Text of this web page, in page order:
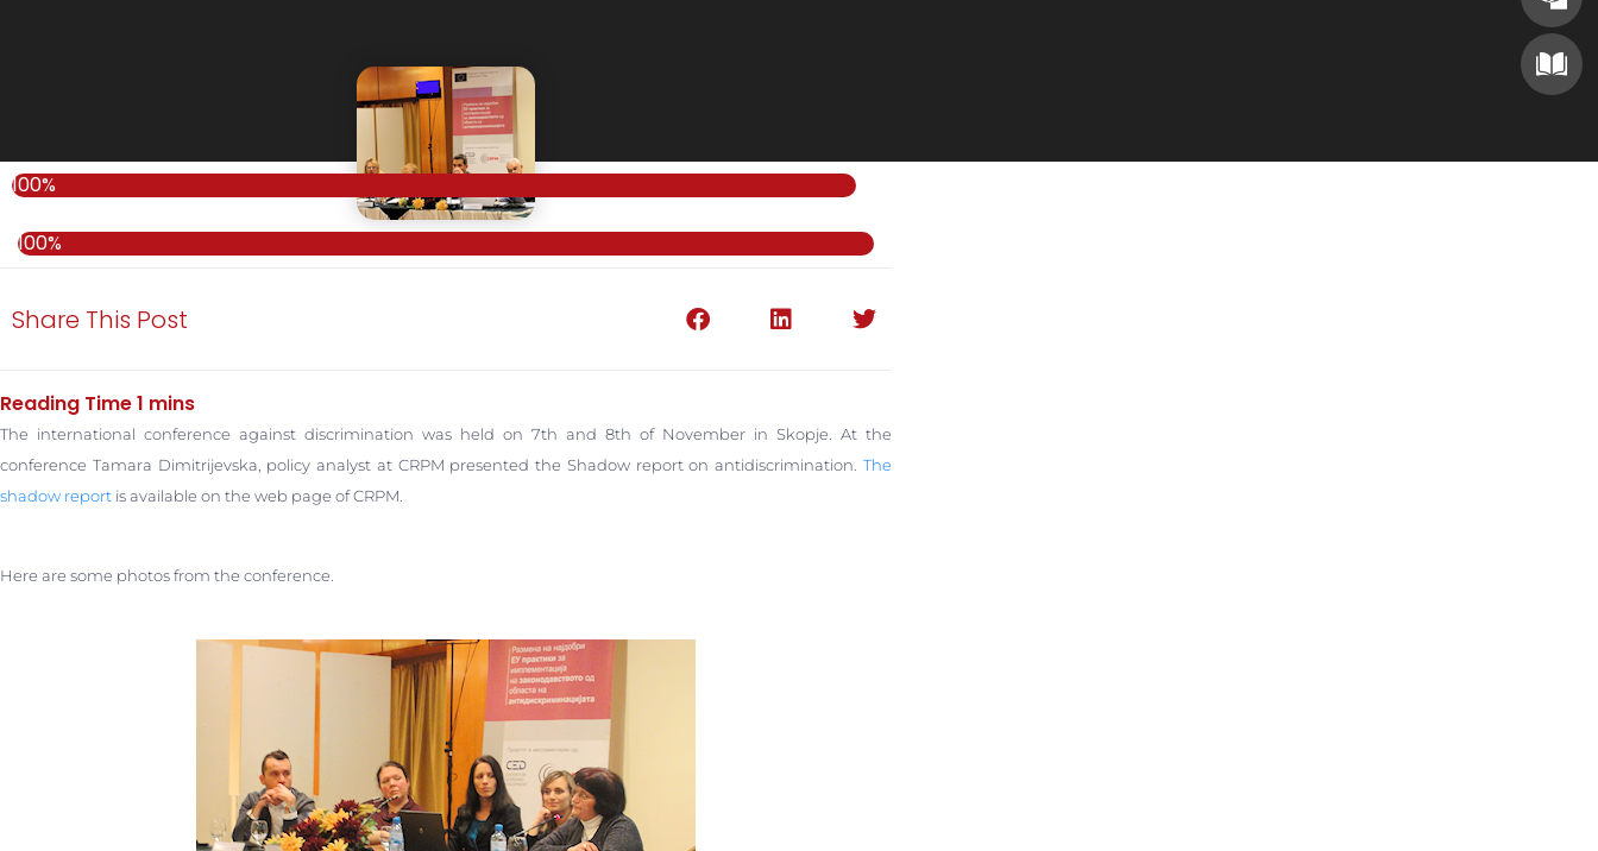
100%
100%
Share This Post
The international conference against discrimination was held on 7th and 8th of November in Skopje. At the
conference Tamara Dimitrijevska, policy analyst at CRPM presented the Shadow report on antidiscrimination. The
shadow report is available on the web page of CRPM.
Here are some photos from the conference.